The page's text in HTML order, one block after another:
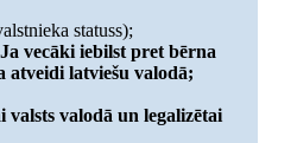
statuss);
vecāki iebilst pret bērna
atveidi latviešu valodā;
valodā un legalizētai